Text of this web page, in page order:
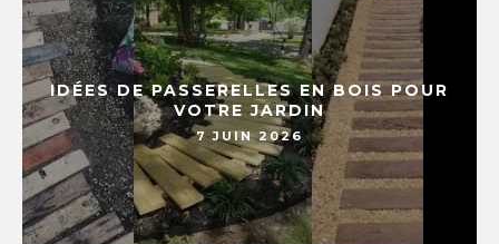
IDÉES DE PASSERELLES EN BOIS POUR
VOTRE JARDIN
7 JUIN 2026